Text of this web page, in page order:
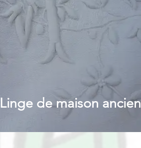
Linge de maison ancien